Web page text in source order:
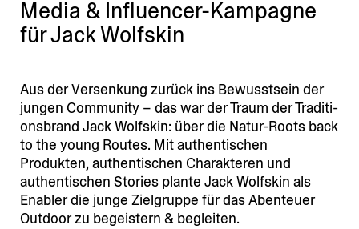
Media & Influencer-Kampagne
für Jack Wolfskin
Aus der Versenkung zurück ins Bewusstsein der
jungen Community – das war der Traum der Tradi­ti­
ons­brand Jack Wolfskin: über die Natur-Roots back
to the young Routes. Mit authen­ti­schen
Produkten, authen­ti­schen Charak­teren und
authen­ti­schen Stories plante Jack Wolfskin als
Enabler die junge Zielgruppe für das Abenteuer
Outdoor zu begeistern & begleiten.